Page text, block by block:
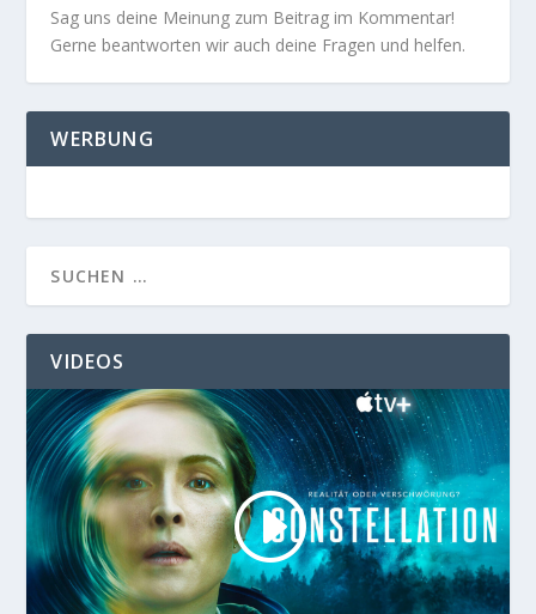
Sag uns deine Meinung zum Beitrag im Kommentar!
Gerne beantworten wir auch deine Fragen und helfen.
WERBUNG
VIDEOS